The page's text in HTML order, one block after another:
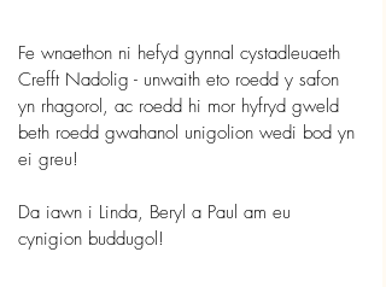
Fe wnaethon ni hefyd gynnal cystadleuaeth
Crefft Nadolig - unwaith eto roedd y safon
yn rhagorol, ac roedd hi mor hyfryd gweld
beth roedd gwahanol unigolion wedi bod yn
ei greu!
Da iawn i Linda, Beryl a Paul am eu
cynigion buddugol!